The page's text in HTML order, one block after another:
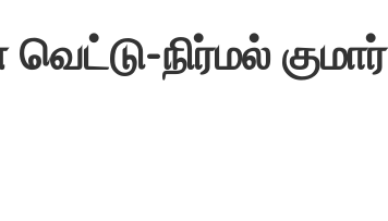
நிர்மல் குமார்